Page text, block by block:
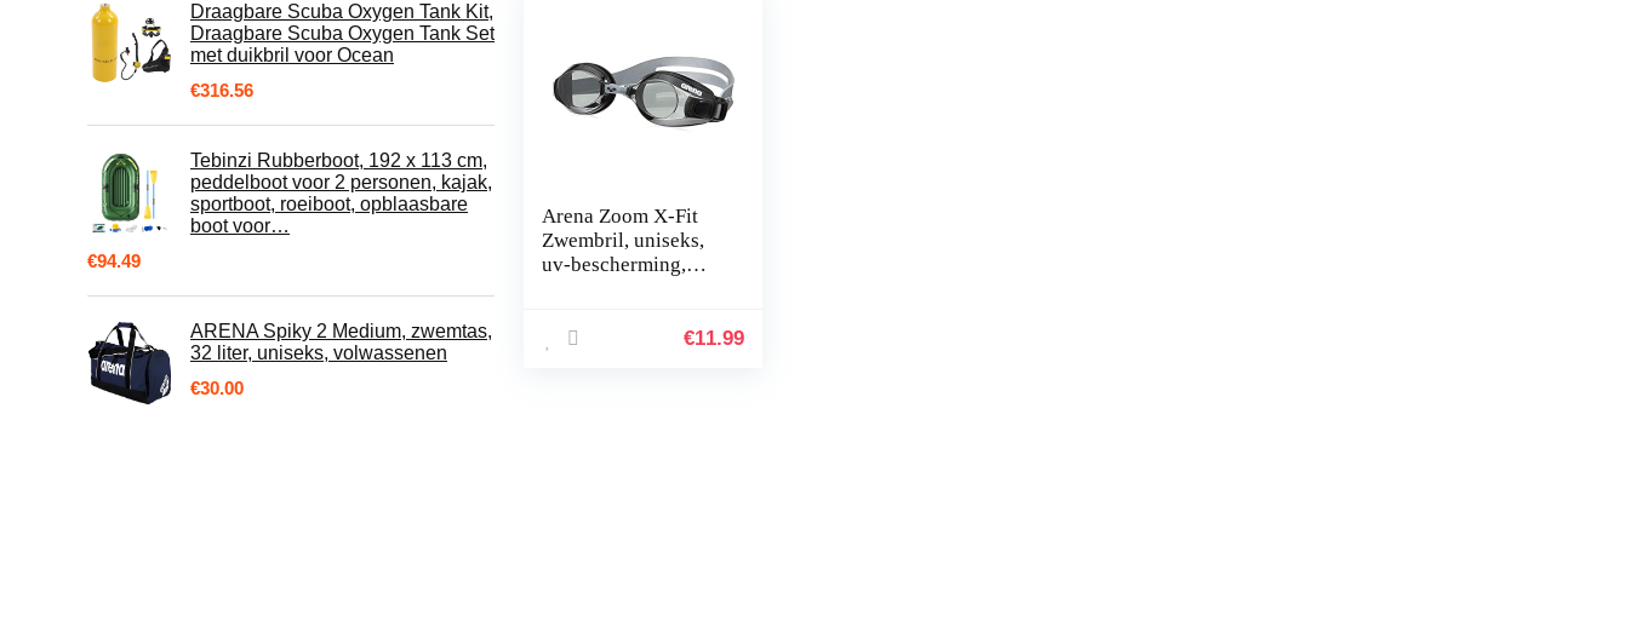
Draagbare Scuba Oxygen Tank Kit,
Draagbare Scuba Oxygen Tank Set
met duikbril voor Ocean
€316.56
Tebinzi Rubberboot, 192 x 113 cm,
peddelboot voor 2 personen, kajak,
sportboot, roeiboot, opblaasbare
boot voor…
€94.49
ARENA Spiky 2 Medium, zwemtas,
32 liter, uniseks, volwassenen
€30.00
Arena Zoom X-Fit
Zwembril, uniseks,
uv-bescherming,
€11.99